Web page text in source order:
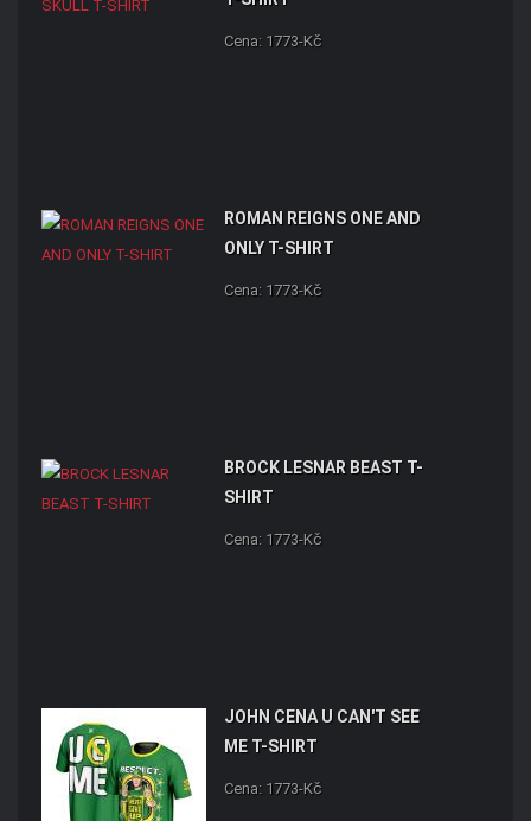
Cena: 1773-Kč
ROMAN REIGNS ONE AND
ONLY T-SHIRT
Cena: 1773-Kč
BROCK LESNAR BEAST T-
SHIRT
Cena: 1773-Kč
JOHN CENA U CAN'T SEE
ME T-SHIRT
Cena: 1773-Kč